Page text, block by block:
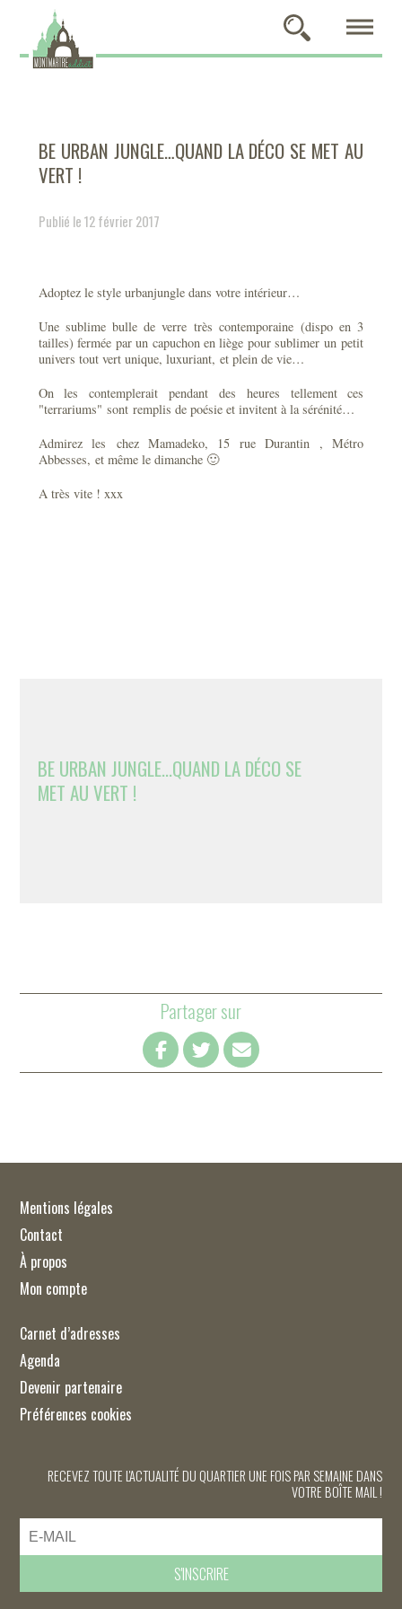
BE URBAN JUNGLE…QUAND LA DÉCO SE MET AU
VERT !
Publié le 12 février 2017
Adoptez le style urbanjungle dans votre intérieur…
Une sublime bulle de verre très contemporaine (dispo en 3
tailles) fermée par un capuchon en liège pour sublimer un petit
univers tout vert unique, luxuriant, et plein de vie…
On les contemplerait pendant des heures tellement ces
"terrariums" sont remplis de poésie et invitent à la sérénité…
Admirez les chez Mamadeko, 15 rue Durantin , Métro
Abbesses, et même le dimanche 🙂
A très vite ! xxx
BE URBAN JUNGLE...QUAND LA DÉCO SE
MET AU VERT !
Partager sur
Mentions légales
Contact
À propos
Mon compte
Carnet d’adresses
Agenda
Devenir partenaire
Préférences cookies
RECEVEZ TOUTE L'ACTUALITÉ DU QUARTIER UNE FOIS PAR SEMAINE DANS
VOTRE BOÎTE MAIL !